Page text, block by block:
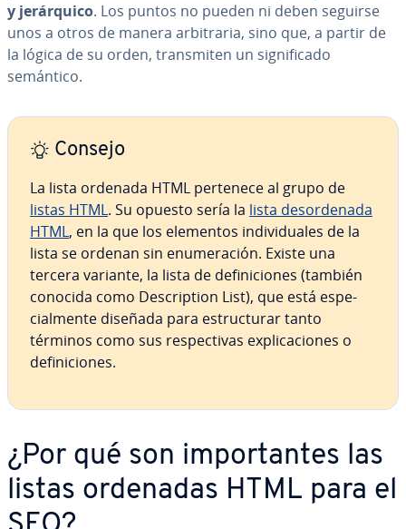
y je­rá­r­qui­co. Los puntos no pueden ni deben seguirse
unos a otros de manera ar­bi­tra­ria, sino que, a partir de
la lógica de su orden, tra­n­s­mi­ten un si­g­ni­fi­ca­do
semántico.
Consejo
La lista ordenada HTML pertenece al grupo de
listas HTML. Su opuesto sería la lista des­or­de­na­da
HTML, en la que los elementos in­di­vi­dua­les de la
lista se ordenan sin enu­me­ra­ción. Existe una
tercera variante, la lista de de­fi­ni­cio­nes (también
conocida como De­s­cri­p­tion List), que está es­pe­
cia­l­me­n­te diseñada para es­tru­c­tu­rar tanto
términos como sus re­s­pe­c­ti­vas ex­pli­ca­cio­nes o
de­fi­ni­cio­nes.
¿Por qué son im­po­r­ta­n­tes las
listas ordenadas HTML para el